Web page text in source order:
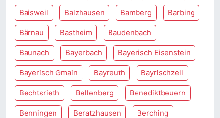
Baisweil Balzhausen Bamberg Barbing
Bärnau Bastheim Baudenbach
Baunach Bayerbach Bayerisch Eisenstein
Bayerisch Gmain Bayreuth Bayrischzell
Bechtsrieth Bellenberg Benediktbeuern
Benningen Beratzhausen Berching